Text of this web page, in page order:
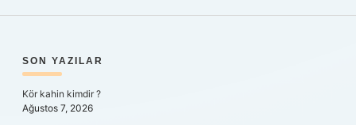
SIDEBAR
SON YAZILAR
Kör kahin kimdir ?
Ağustos 7, 2026